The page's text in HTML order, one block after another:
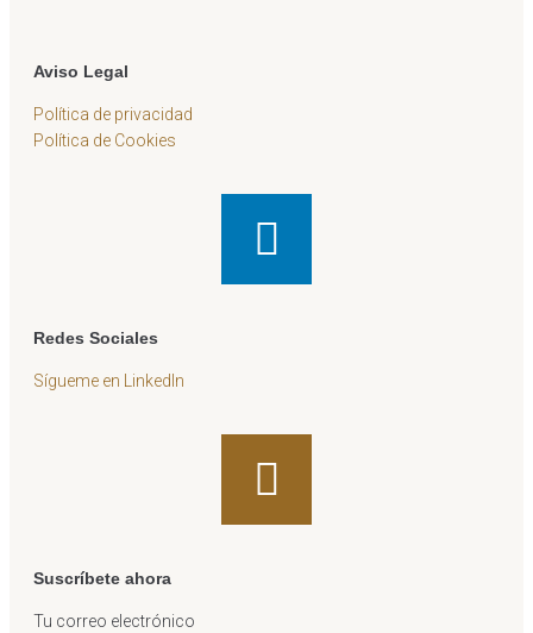
Aviso Legal
Política de privacidad
Política de Cookies
Redes Sociales
Sígueme en LinkedIn
Suscríbete ahora
Tu correo electrónico